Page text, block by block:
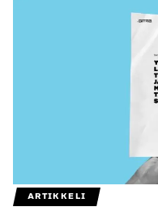
ARTIKKELI